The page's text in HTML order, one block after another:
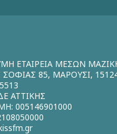
ΕΤΑΙΡΕΙΑ ΜΕΣΩΝ
ΣΟΦΙΑΣ 85, ΜΑΡΟΥΣΙ,
ΑΤΤΙΚΗΣ
005146901000